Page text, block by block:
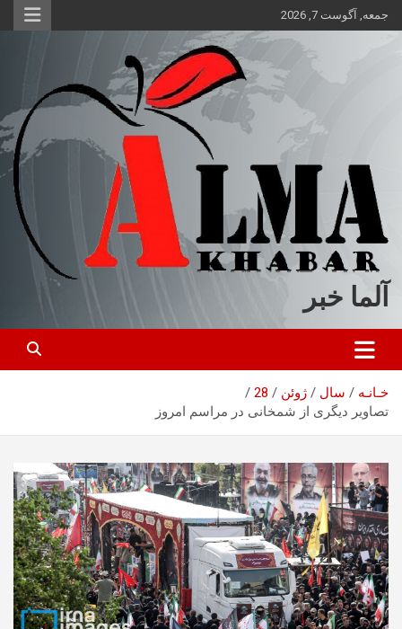
محتوا
جمعه, آگوست 7, 2026
آلما خبر
خـانـه سال ژوئن
28
تصاویر دیگری از شمخانی در مراسم امروز